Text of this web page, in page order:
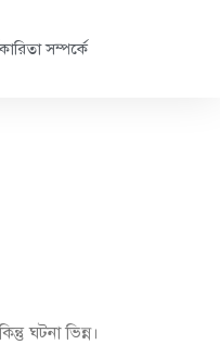
সম্পর্কে
ঘটনা ভিন্ন।